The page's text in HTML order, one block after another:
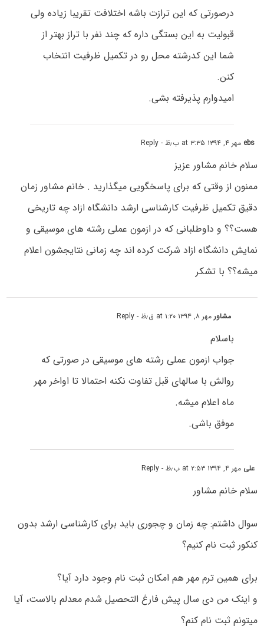
درصورتی که این ترازت باشه اختلافت تقریبا زیاده ولی
قبولیت به این بستگی داره که چند نفر با تراز بهتر از
شما این کدرشته محل رو در تکمیل ظرفیت انتخاب
کنن.
امیدوارم پذیرفته بشی.
ebs مهر ۴, ۱۳۹۴ at ۳:۳۵ ب٫ظ - Reply
سلام خانم مشاور عزیز
ممنون از وقتی که برای پاسخگویی میگذارید . خانم مشاور زمان
دقیق تکمیل ظرفیت کارشناسی ارشد دانشگاه ازاد چه تاریخی
هست؟؟ و داوطلبانی که در ازمون عملی رشته های موسیقی و
نمایش دانشگاه ازاد شرکت کرده اند چه زمانی نتایجشون اعلام
میشه؟؟ با تشکر
مشاور مهر ۸, ۱۳۹۴ at ۱:۲۰ ق٫ظ - Reply
باسلام
جواب ازمون عملی رشته های موسیقی در صورتی که
روالش با سالهای قبل تفاوت نکنه احتمالا تا اواخر مهر
ماه اعلام میشه.
موفق باشی.
علی مهر ۴, ۱۳۹۴ at ۲:۵۳ ب٫ظ - Reply
سلام خانم مشاور
سوال داشتم: چه زمان و چجوری باید برای کارشناسی ارشد بدون
کنکور ثبت نام کنیم؟
برای همین ترم مهر هم امکان ثبت نام وجود دارد آیا؟
و اینک من دی سال پیش فارغ التحصیل شدم معدلم بالاست، آیا
میتونم ثبت نام کنم؟